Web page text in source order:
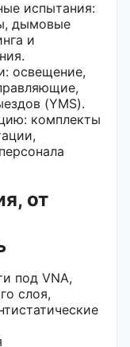
испытания:
дымовые
и
освещение,
(YMS).
комплекты
от
под VNA,
слоя,